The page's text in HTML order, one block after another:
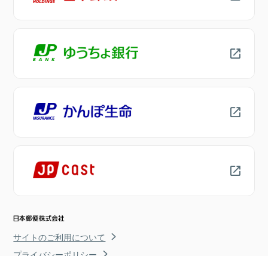
サイトのご利用について